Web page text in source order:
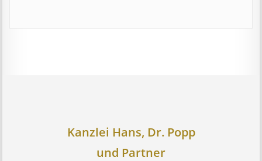
Kanzlei Hans, Dr. Popp
und Partner